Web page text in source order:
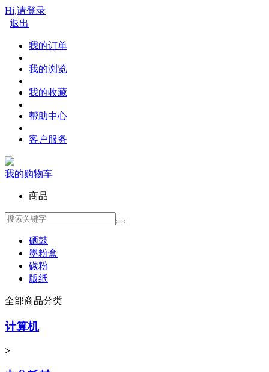
Hi,请登录
退出
我的订单
我的浏览
我的收藏
帮助中心
客户服务
我的购物车
商品
硒鼓
墨粉盒
碳粉
版纸
全部商品分类
计算机
>